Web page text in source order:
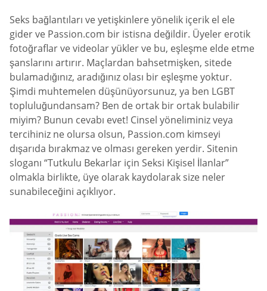
Seks bağlantıları ve yetişkinlere yönelik içerik el ele
gider ve Passion.com bir istisna değildir. Üyeler erotik
fotoğraflar ve videolar yükler ve bu, eşleşme elde etme
şanslarını artırır. Maçlardan bahsetmişken, sitede
bulamadığınız, aradığınız olası bir eşleşme yoktur.
Şimdi muhtemelen düşünüyorsunuz, ya ben LGBT
topluluğundansam? Ben de ortak bir ortak bulabilir
miyim? Bunun cevabı evet! Cinsel yöneliminiz veya
tercihiniz ne olursa olsun, Passion.com kimseyi
dışarıda bırakmaz ve olması gereken yerdir. Sitenin
sloganı “Tutkulu Bekarlar için Seksi Kişisel İlanlar”
olmakla birlikte, üye olarak kaydolarak size neler
sunabileceğini açıklıyor.